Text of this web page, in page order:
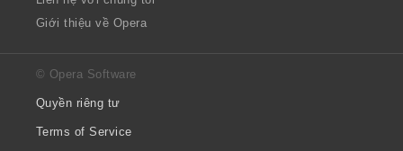
Giới thiệu về Opera
© Opera Software
Quyền riêng tư
Terms of Service